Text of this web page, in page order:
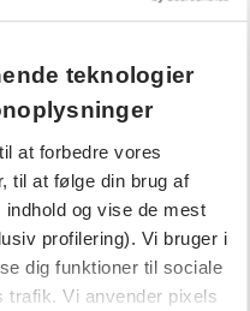
teknologier
at forbedre vores
til at følge din brug af
og vise de mest
profilering). Vi bruger i
dig funktioner til sociale
trafik. Vi anvender pixels